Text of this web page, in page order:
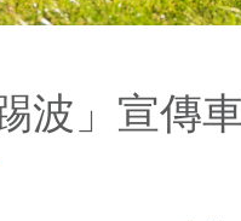
波」宣傳